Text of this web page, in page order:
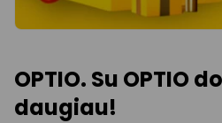
OPTIO. Su OPTIO
daugiau!